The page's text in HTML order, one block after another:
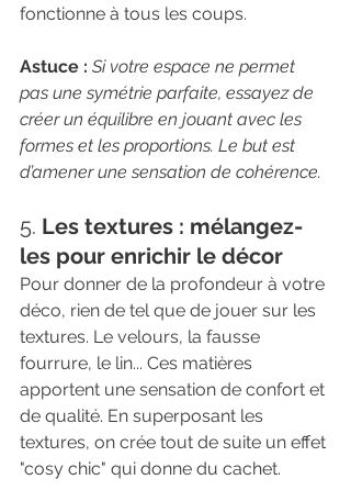
fonctionne à tous les coups.
Astuce : Si votre espace ne permet
pas une symétrie parfaite, essayez de
créer un équilibre en jouant avec les
formes et les proportions. Le but est
d’amener une sensation de cohérence.
5. Les textures : mélangez-
les pour enrichir le décor
Pour donner de la profondeur à votre
déco, rien de tel que de jouer sur les
textures. Le velours, la fausse
fourrure, le lin... Ces matières
apportent une sensation de confort et
de qualité. En superposant les
textures, on crée tout de suite un effet
"cosy chic" qui donne du cachet.